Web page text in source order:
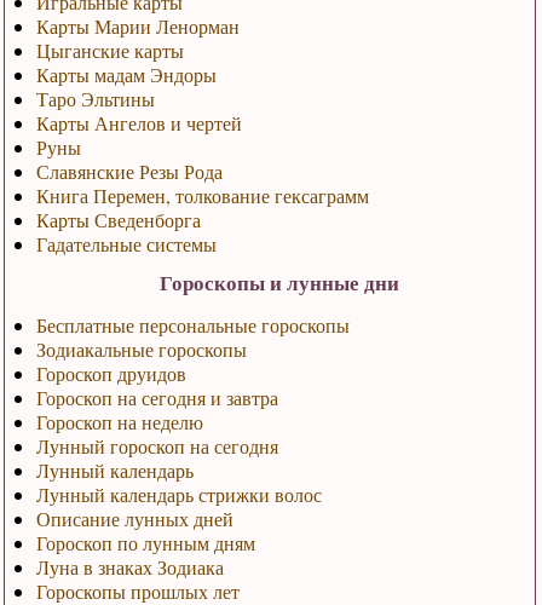
Карты Марии Ленорман
Цыганские карты
Карты мадам Эндоры
Таро Эльтины
Карты Ангелов и чертей
Руны
Славянские Резы Рода
Книга Перемен, толкование гексаграмм
Карты Сведенборга
Гадательные системы
Гороскопы и лунные дни
Бесплатные персональные гороскопы
Зодиакальные гороскопы
Гороскоп друидов
Гороскоп на сегодня и завтра
Гороскоп на неделю
Лунный гороскоп на сегодня
Лунный календарь
Лунный календарь стрижки волос
Описание лунных дней
Гороскоп по лунным дням
Луна в знаках Зодиака
Гороскопы прошлых лет